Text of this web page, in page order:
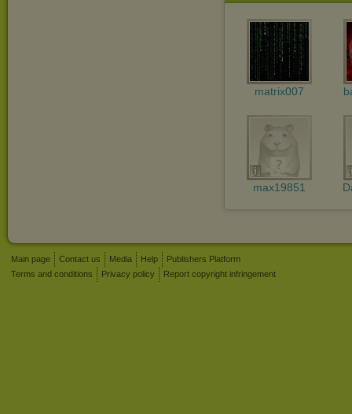
matrix007
max19851
Main page Contact us Media Help
Publishers Platform
Terms and conditions
Privacy policy Report copyright infringement